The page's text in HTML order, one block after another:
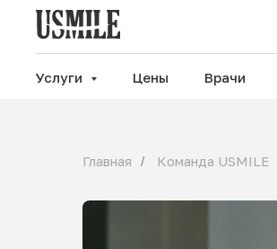
Услуги Цены Врачи
Главная / Команда USMILE